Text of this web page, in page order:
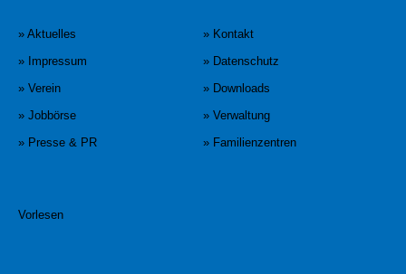
» Aktuelles
» Kontakt
» Impressum
» Datenschutz
» Verein
» Downloads
» Jobbörse
» Verwaltung
» Presse & PR
» Familienzentren
Vorlesen